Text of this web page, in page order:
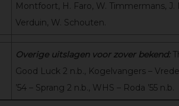
Montfoort, H. Faro, W. Timmermans,
Verduin, W. Schouten.
Overige uitslagen voor zover bekend:
Good Luck 2 n.b., Kogelvangers –
’54 – Sprang 2 n.b., WHS – Roda ’55 n.b.